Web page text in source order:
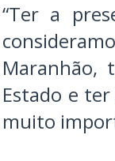
“Ter a
Maranhão,
Estado e
muito